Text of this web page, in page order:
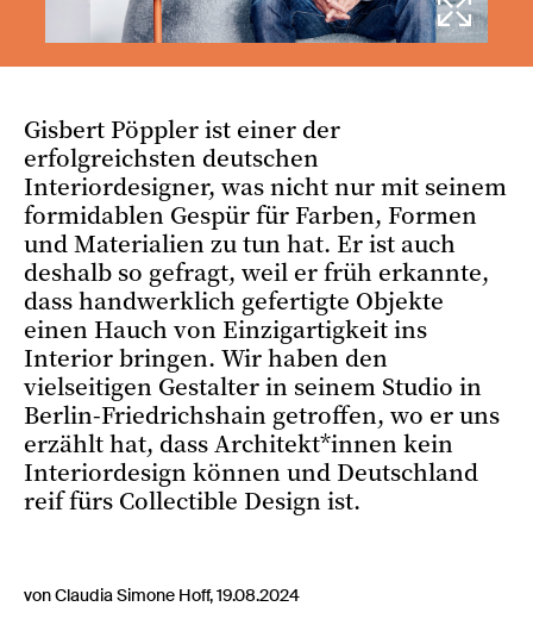
Gisbert Pöppler ist einer der
erfolgreichsten deutschen
Interiordesigner, was nicht nur mit seinem
formidablen Gespür für Farben, Formen
und Materialien zu tun hat. Er ist auch
deshalb so gefragt, weil er früh erkannte,
dass handwerklich gefertigte Objekte
einen Hauch von Einzigartigkeit ins
Interior bringen. Wir haben den
vielseitigen Gestalter in seinem Studio in
Berlin-Friedrichshain getroffen, wo er uns
erzählt hat, dass Architekt*innen kein
Interiordesign können und Deutschland
reif fürs Collectible Design ist.
von Claudia Simone Hoff, 19.08.2024